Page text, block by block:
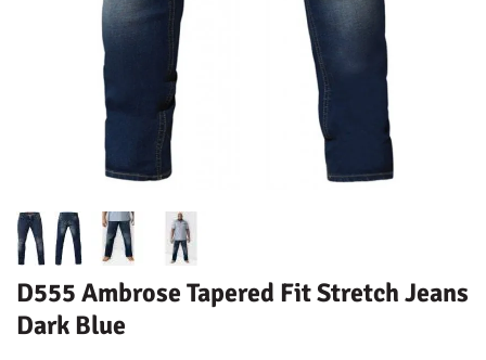
D555 Ambrose Tapered Fit Stretch Jeans
Dark Blue